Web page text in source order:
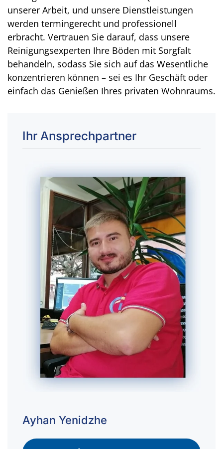
unserer Arbeit, und unsere Dienstleistungen
werden termingerecht und professionell
erbracht. Vertrauen Sie darauf, dass unsere
Reinigungsexperten Ihre Böden mit Sorgfalt
behandeln, sodass Sie sich auf das Wesentliche
konzentrieren können – sei es Ihr Geschäft oder
einfach das Genießen Ihres privaten Wohnraums.
Ihr Ansprechpartner
Ayhan Yenidzhe